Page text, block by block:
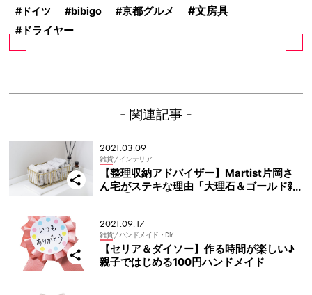
ドイツ
bibigo 京都グルメ 文房具
ドライヤー
- 関連記事 -
2021.03.09
雑貨 / インテリア
【整理収納アドバイザー】Martist片岡さ
ん宅がステキな理由「大理石＆ゴールド雑
2021.09.17
雑貨 / ハンドメイド・DIY
【セリア＆ダイソー】作る時間が楽しい♪
親子ではじめる100円ハンドメイド